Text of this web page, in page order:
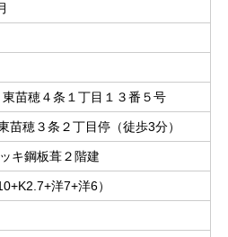
苗穂４条１丁目１３番５号
苗穂３条２丁目停（徒歩3分）
キ鋼板葺２階建
洋7+洋6）